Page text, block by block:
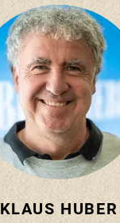
KLAUS HUBER